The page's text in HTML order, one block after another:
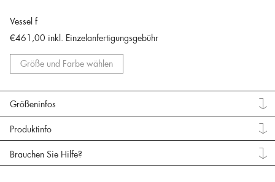
Vessel f
€461,00 inkl. Einzelanfertigungsgebühr
Größe und Farbe wählen
Größeninfos
Produktinfo
Brauchen Sie Hilfe?